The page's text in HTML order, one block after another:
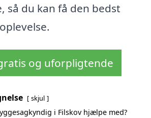
så du kan få den bedst
og uforpligtende
skjul
i Filskov hjælpe med?